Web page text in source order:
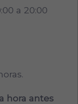
a 20:00
hora antes